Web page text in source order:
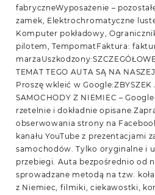
fabryczneWyposażenie –
zamek, Elektrochromatyczne
Komputer pokładowy,
pilotem, TempomatFaktura:
TEMAT TEGO AUTA SĄ NA
Proszę wkleić w Google:ZBYSZEK
SAMOCHODY Z NIEMIEC –
rzetelnie i dokładnie
obserwowania strony na
kanału YouTube z prezentacjami
samochodów. Tylko oryginalne i
przebiegi. Auta bezpośrednio od
sprowadzane metodą na tzw.
z Niemiec, filmiki, ciekawostki,